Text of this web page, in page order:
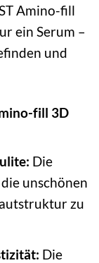
Amino-fill
ein Serum –
und
fill 3D
Die
unschönen
zu
Die